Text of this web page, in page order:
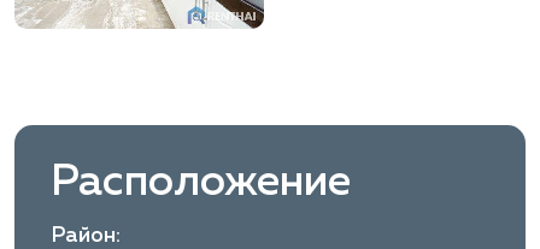
Расположение
Район: